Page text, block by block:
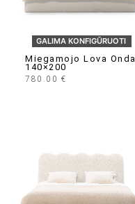
GALIMA KONFIGŪRUOTI
Miegamojo Lova Onda
140×200
780.00 €